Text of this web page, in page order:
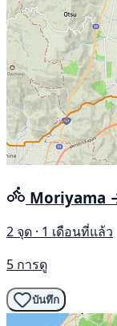
Moriyama
2 จุด · 1 เดือนที่แล้ว
5 การดู
บันทึก